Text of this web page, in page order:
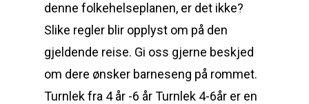
denne folkehelseplanen, er det ikke?
Slike regler blir opplyst om på den
gjeldende reise. Gi oss gjerne beskjed
om dere ønsker barneseng på rommet.
Turnlek fra 4 år -6 år Turnlek 4-6år er en